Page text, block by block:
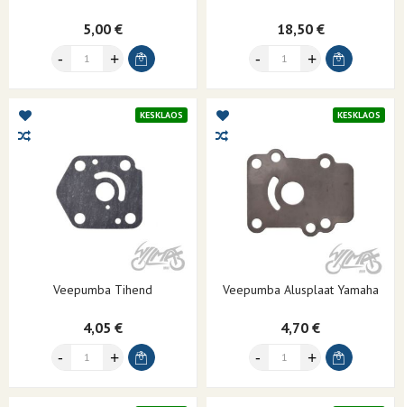
5,00 € 18,50 €
KESKLAOS
Veepumba Tihend
4,05 €
KESKLAOS
Veepumba Alusplaat Yamaha
4,70 €